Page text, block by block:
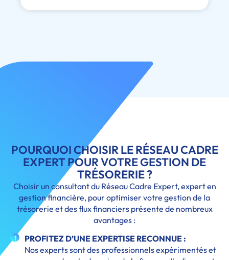
POURQUOI CHOISIR LE RÉSEAU CADRE
EXPERT POUR VOTRE GESTION DE
TRÉSORERIE ?
Choisir un consultant du Réseau Cadre Expert, expert en
gestion financière, pour optimiser votre gestion de la
trésorerie et des flux financiers présente de nombreux
avantages :
1
PROFITEZ D’UNE EXPERTISE RECONNUE :
Nos experts sont des professionnels expérimentés et